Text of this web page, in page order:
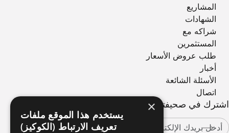
المشاريع
الشهادات
شراكه مع
المستثمرين
طلب عروض الأسعار
أخبار
الأسئلة الشائعة
اتصال
اشترك في صحيفتنا الإخبارية
×
يستخدم هذا الموقع ملفات
تعريف الارتباط (الكوكيز)